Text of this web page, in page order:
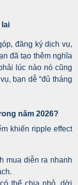
lai
đăng ký dịch vụ,
đã tạo thêm nghĩa
lúc nào nó cũng
bạn dễ “đủ tháng
năm 2026?
khiến ripple effect
mua diễn ra nhanh
thể chia nhỏ, dời